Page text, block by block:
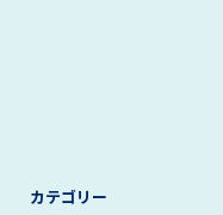
カテゴリー